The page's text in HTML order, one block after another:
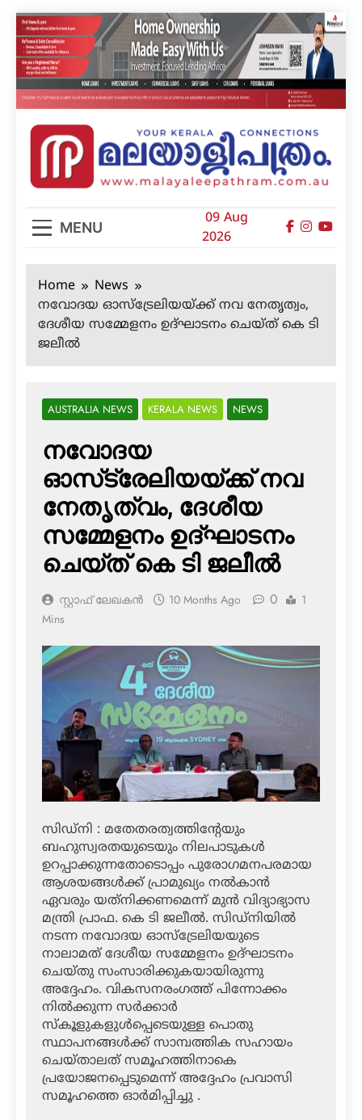
Skip
to
content
മലയാളിപത്രം
MENU
09 Aug
2026
Home
News
നവോദയ ഓസ്‌ട്രേലിയയ്ക്ക് നവ നേതൃത്വം,
ദേശീയ സമ്മേളനം ഉദ്ഘാടനം ചെയ്ത് കെ ടി
ജലീല്‍
AUSTRALIA NEWS KERALA NEWS NEWS
നവോദയ
ഓസ്‌ട്രേലിയയ്ക്ക് നവ
നേതൃത്വം, ദേശീയ
സമ്മേളനം ഉദ്ഘാടനം
ചെയ്ത് കെ ടി ജലീല്‍
സ്റ്റാഫ് ലേഖകൻ 10 Months Ago 0
1
Mins
സിഡ്‌നി : മതേതരത്വത്തിന്റേയും
ബഹുസ്വരതയുടെയും നിലപാടുകള്‍
ഉറപ്പാക്കുന്നതോടൊപ്പം പുരോഗമനപരമായ
ആശയങ്ങള്‍ക്ക് പ്രാമുഖ്യം നല്‍കാന്‍
ഏവരും യത്‌നിക്കണമെന്ന് മുന്‍ വിദ്യാഭ്യാസ
മന്ത്രി പ്രാഫ. കെ ടി ജലീല്‍. സിഡ്‌നിയില്‍
നടന്ന നവോദയ ഓസ്‌ട്രേലിയയുടെ
നാലാമത് ദേശീയ സമ്മേളനം ഉദ്ഘാടനം
ചെയ്തു സംസാരിക്കുകയായിരുന്നു
അദ്ദേഹം. വികസനരംഗത്ത് പിന്നോക്കം
നില്‍ക്കുന്ന സര്‍ക്കാര്‍
സ്‌കൂളുകളുള്‍പ്പെടെയുള്ള പൊതു
സ്ഥാപനങ്ങള്‍ക്ക് സാമ്പത്തിക സഹായം
ചെയ്താലത് സമൂഹത്തിനാകെ
പ്രയോജനപ്പെടുമെന്ന് അദ്ദേഹം പ്രവാസി
സമൂഹത്തെ ഓര്‍മിപ്പിച്ചു .